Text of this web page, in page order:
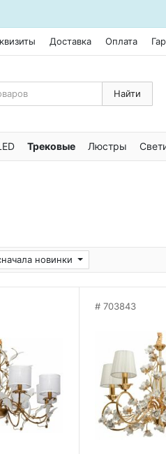
Доставка Оплата
Найти
Трековые Люстры
новинки
703843